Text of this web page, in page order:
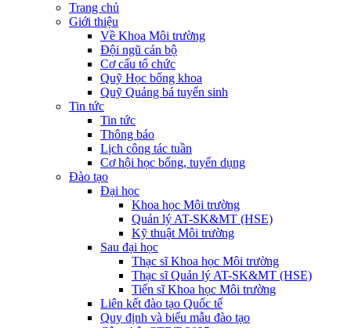
Trang chủ
Giới thiệu
Về Khoa Môi trường
Đội ngũ cán bộ
Cơ cấu tổ chức
Quỹ Học bổng khoa
Quỹ Quảng bá tuyển sinh
Tin tức
Tin tức
Thông báo
Lịch công tác tuần
Cơ hội học bổng, tuyển dụng
Đào tạo
Đại học
Khoa học Môi trường
Quản lý AT-SK&MT (HSE)
Kỹ thuật Môi trường
Sau đại học
Thạc sĩ Khoa học Môi trường
Thạc sĩ Quản lý AT-SK&MT (HSE)
Tiến sĩ Khoa học Môi trường
Liên kết đào tạo Quốc tế
Quy định và biểu mẫu đào tạo